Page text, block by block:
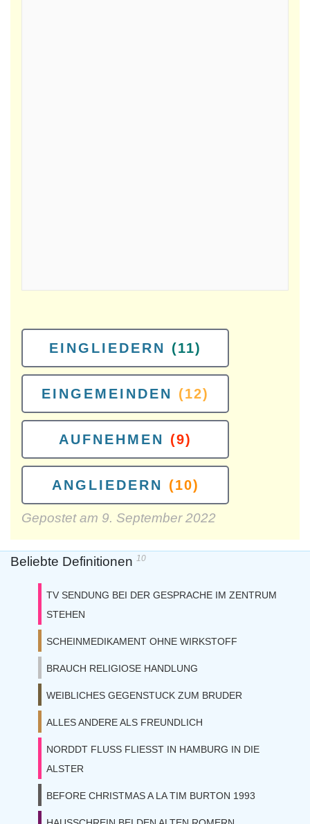
EINGLIEDERN (11)
EINGEMEINDEN (12)
AUFNEHMEN (9)
ANGLIEDERN (10)
Gepostet am 9. September 2022
Beliebte Definitionen 10
TV SENDUNG BEI DER GESPRACHE IM ZENTRUM
STEHEN
SCHEINMEDIKAMENT OHNE WIRKSTOFF
BRAUCH RELIGIOSE HANDLUNG
WEIBLICHES GEGENSTUCK ZUM BRUDER
ALLES ANDERE ALS FREUNDLICH
NORDDT FLUSS FLIESST IN HAMBURG IN DIE
ALSTER
BEFORE CHRISTMAS A LA TIM BURTON 1993